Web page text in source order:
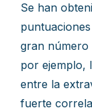
Se han
gran número
por ejemplo,
entre la
fuerte